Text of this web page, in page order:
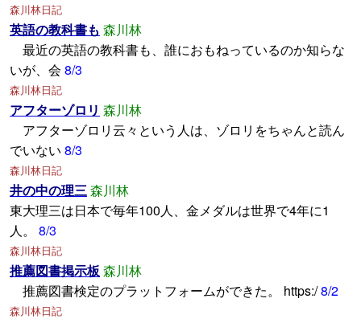
森川林日記
英語の教科書も 森川林
最近の英語の教科書も、誰におもねっているのか知らな
いが、会 8/3
森川林日記
アフターゾロリ 森川林
アフターゾロリ云々という人は、ゾロリをちゃんと読ん
でいない 8/3
森川林日記
井の中の理三森川林
東大理三は日本で毎年100人、金メダルは世界で4年に1
人。 8/3
森川林日記
推薦図書掲示板森川林
推薦図書検定のプラットフォームができた。 https:/8/2
森川林日記